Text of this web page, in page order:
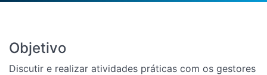
Objetivo
Discutir e realizar atividades práticas com os gestores